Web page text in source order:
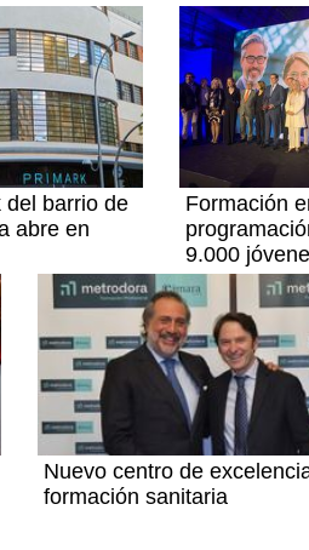
del barrio de
abre en
Formación
9.000
Nuevo centro de
formación sanitaria